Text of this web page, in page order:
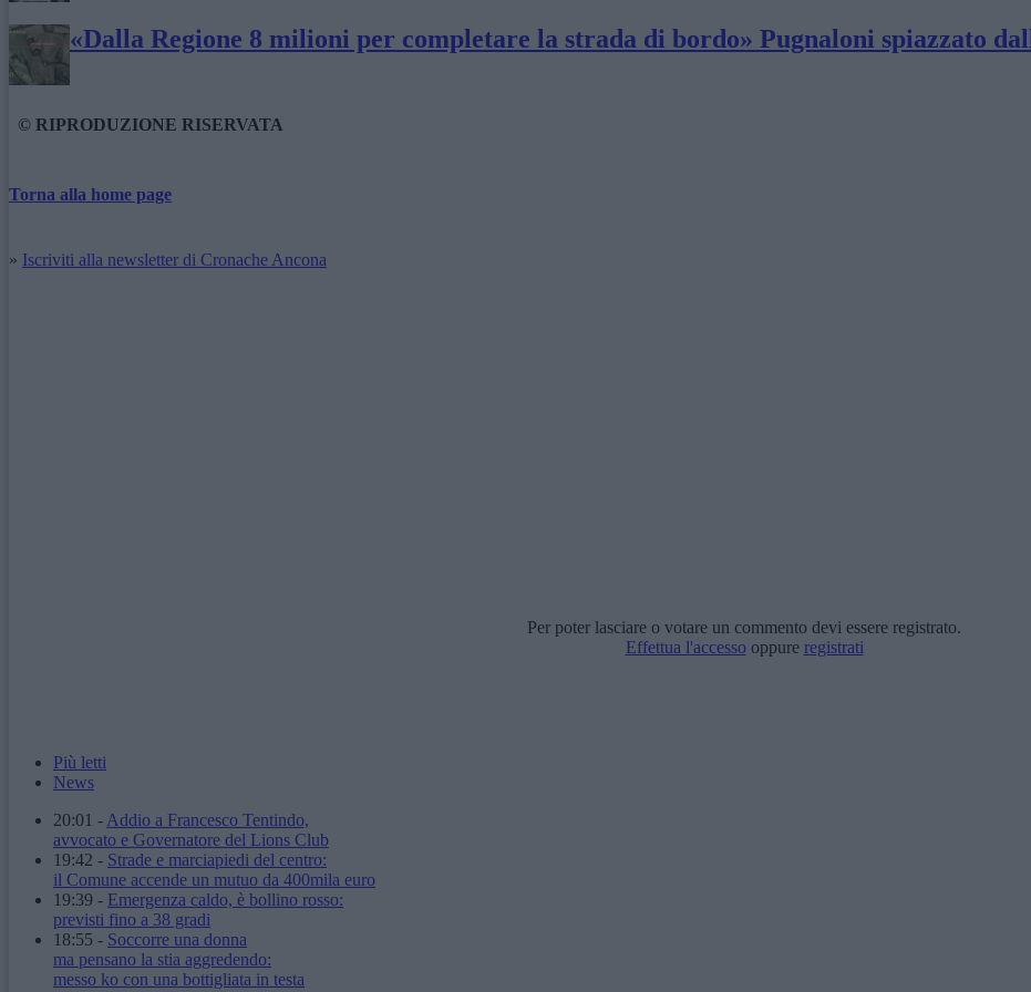
«Dalla Regione 8 milioni per completare la strada di bordo» Pugnaloni spiazzato
© RIPRODUZIONE RISERVATA
Torna alla home page
» Iscriviti alla newsletter di Cronache Ancona
Per poter lasciare o votare un commento devi essere registrato.
Effettua l'accesso oppure registrati
Più letti
News
20:01 - Addio a Francesco Tentindo,
avvocato e Governatore del Lions Club
19:42 - Strade e marciapiedi del centro:
il Comune accende un mutuo da 400mila euro
19:39 - Emergenza caldo, è bollino rosso:
previsti fino a 38 gradi
18:55 - Soccorre una donna
ma pensano la stia aggredendo:
messo ko con una bottigliata in testa